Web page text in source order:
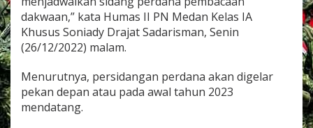
s
i
o
l
a
dakwaan,” kata Humas II PN Medan Kelas IA
Khusus Soniady Drajat Sadarisman, Senin
(26/12/2022) malam.
Menurutnya, persidangan perdana akan digelar
pekan depan atau pada awal tahun 2023
mendatang.